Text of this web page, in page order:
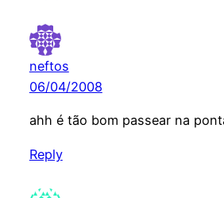
neftos
06/04/2008
ahh é tão bom passear na
Reply